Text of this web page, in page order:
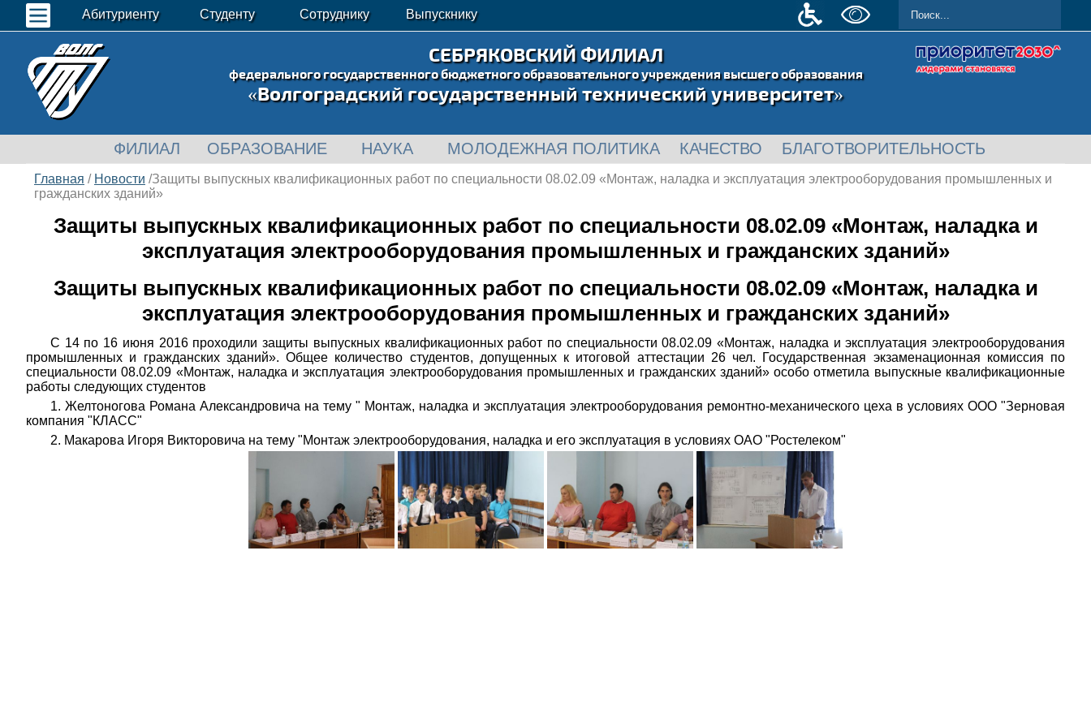
Абитуриенту Студенту Сотруднику Выпускнику
СЕБРЯКОВСКИЙ ФИЛИАЛ
федерального государственного бюджетного образовательного учреждения высшего образования
«Волгоградский государственный технический университет»
ФИЛИАЛ ОБРАЗОВАНИЕ НАУКА МОЛОДЕЖНАЯ ПОЛИТИКА КАЧЕСТВО БЛАГОТВОРИТЕЛЬНОСТЬ
Главная / Новости /Защиты выпускных квалификационных работ по специальности 08.02.09 «Монтаж, наладка и эксплуатация электрооборудования промышленных и
гражданских зданий»
Защиты выпускных квалификационных работ по специальности 08.02.09 «Монтаж, наладка и
эксплуатация электрооборудования промышленных и гражданских зданий»
Защиты выпускных квалификационных работ по специальности 08.02.09 «Монтаж, наладка и
эксплуатация электрооборудования промышленных и гражданских зданий»
С 14 по 16 июня 2016 проходили защиты выпускных квалификационных работ по специальности 08.02.09 «Монтаж, наладка и эксплуатация электрооборудования
промышленных и гражданских зданий». Общее количество студентов, допущенных к итоговой аттестации 26 чел. Государственная экзаменационная комиссия по
специальности 08.02.09 «Монтаж, наладка и эксплуатация электрооборудования промышленных и гражданских зданий» особо отметила выпускные квалификационные
работы следующих студентов
1. Желтоногова Романа Александровича на тему " Монтаж, наладка и эксплуатация электрооборудования ремонтно-механического цеха в условиях ООО "Зерновая
компания "КЛАСС"
2. Макарова Игоря Викторовича на тему "Монтаж электрооборудования, наладка и его эксплуатация в условиях ОАО "Ростелеком"